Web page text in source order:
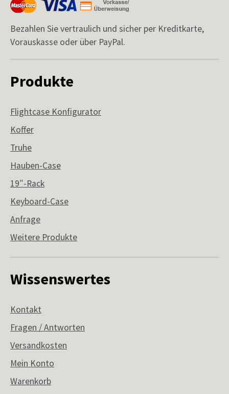
Bezahlen Sie vertraulich und sicher per Kreditkarte,
Vorauskasse oder über PayPal.
Produkte
Flightcase Konfigurator
Koffer
Truhe
Hauben-Case
19″-Rack
Keyboard-Case
Anfrage
Weitere Produkte
Wissenswertes
Kontakt
Fragen / Antworten
Versandkosten
Mein Konto
Warenkorb